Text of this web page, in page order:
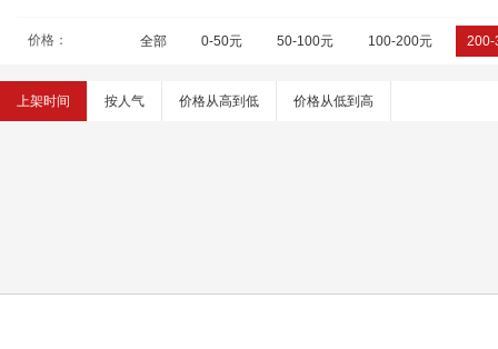
价格： 全部 0-50元 50-100元 100-200元 200-
上架时间 按人气 价格从高到低 价格从低到高